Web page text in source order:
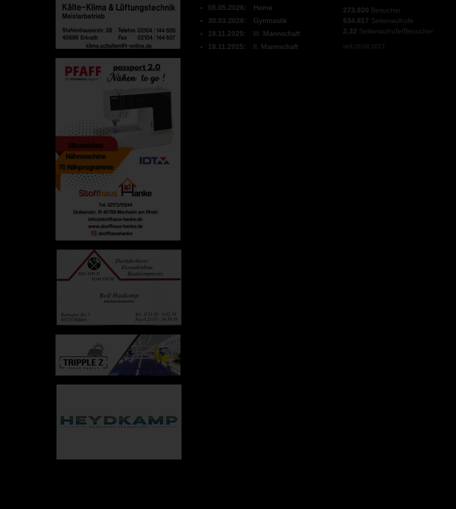
05.05.2026:
Home
30.03.2026:
Gymnastik
18.11.2025:
III. Mannschaft
18.11.2025:
II. Mannschaft
273.920 Besucher
634.817 Seitenaufrufe
2,32 Seitenaufrufe/Besucher
seit 28.08.2017.